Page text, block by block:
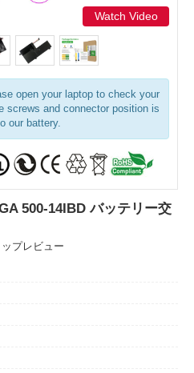
Watch Video
open your laptop to check your
screws and connector position is
our battery.
500-14IBD バッテリー交
プレビュー